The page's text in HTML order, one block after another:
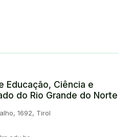
Educação, Ciência e
do Rio Grande do Norte
1692, Tirol